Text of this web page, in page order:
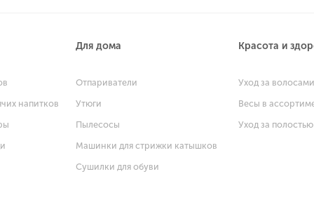
напитков
Для дома
Отпариватели
Утюги
Пылесосы
Машинки для стрижки катышков
Сушилки для обуви
Красота и
Уход за волосами
Весы в
Уход за